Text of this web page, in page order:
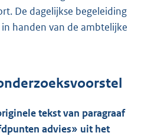
De dagelijkse begeleiding
handen van de ambtelijke
tekst van paragraaf
advies» uit het